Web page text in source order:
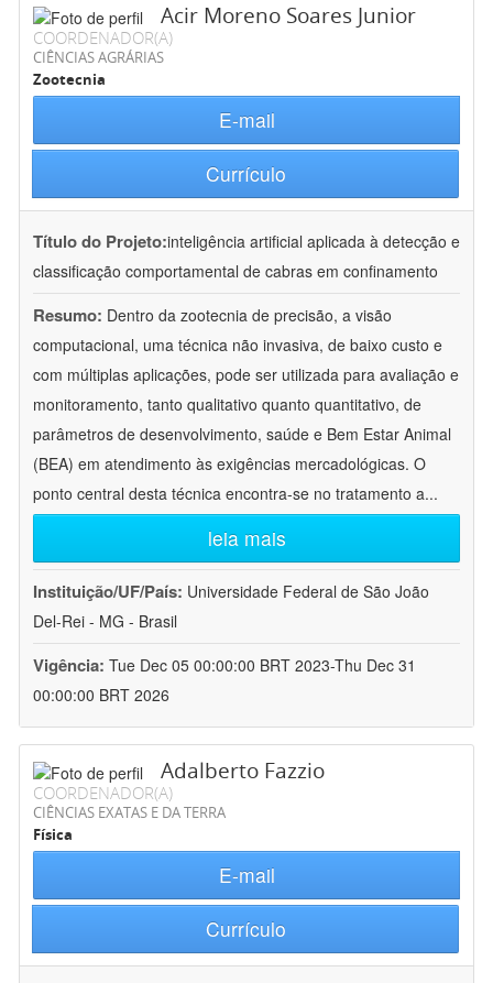
Acir Moreno Soares Junior
COORDENADOR(A)
CIÊNCIAS AGRÁRIAS
Zootecnia
E-mail
Currículo
Título do Projeto:inteligência artificial aplicada à detecção e
classificação comportamental de cabras em confinamento
Resumo: Dentro da zootecnia de precisão, a visão
computacional, uma técnica não invasiva, de baixo custo e
com múltiplas aplicações, pode ser utilizada para avaliação e
monitoramento, tanto qualitativo quanto quantitativo, de
parâmetros de desenvolvimento, saúde e Bem Estar Animal
(BEA) em atendimento às exigências mercadológicas. O
ponto central desta técnica encontra-se no tratamento a...
leia mais
Instituição/UF/País: Universidade Federal de São João
Del-Rei - MG - Brasil
Vigência: Tue Dec 05 00:00:00 BRT 2023-Thu Dec 31
00:00:00 BRT 2026
Adalberto Fazzio
COORDENADOR(A)
CIÊNCIAS EXATAS E DA TERRA
Física
E-mail
Currículo